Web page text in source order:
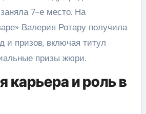
7-е место. На
Валерия Ротару получила
и призов, включая титул
призы жюри.
карьера и роль в